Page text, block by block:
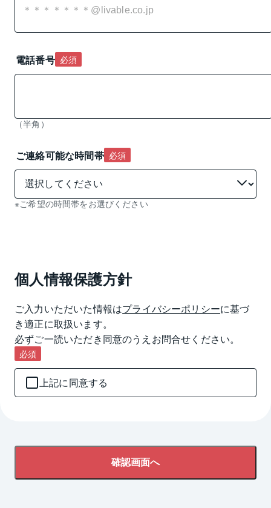
電話番号 必須
（半角）
ご連絡可能な時間帯 必須
※ご希望の時間帯をお選びください
個人情報保護方針
ご入力いただいた情報はプライバシーポリシーに基づ
き適正に取扱います。
必ずご一読いただき同意のうえお問合せください。
必須
上記に同意する
確認画面へ